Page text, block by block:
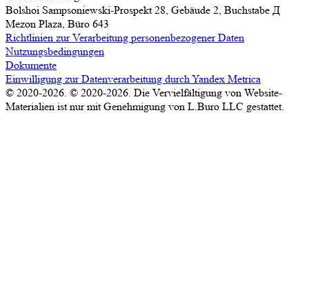
Bolshoi Sampsoniewski-Prospekt 28, Gebäude 2, Buchstabe Д
Mezon Plaza, Büro 643
Richtlinien zur Verarbeitung personenbezogener Daten
Nutzungsbedingungen
Dokumente
Einwilligung zur Datenverarbeitung durch Yandex Metrica
© 2020-2026. © 2020-2026. Die Vervielfältigung von Website-
Materialien ist nur mit Genehmigung von L.Buro LLC gestattet.